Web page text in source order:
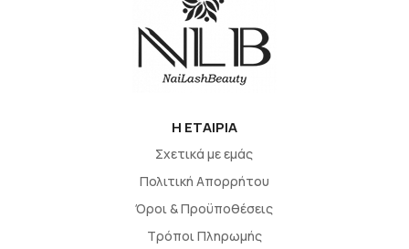
H EΤΑΙΡΙΑ
Σχετικά με εμάς
Πολιτική Απορρήτου
Όροι & Προϋποθέσεις
Τρόποι Πληρωμής